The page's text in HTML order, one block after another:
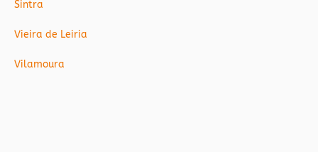
Sintra
Vieira de Leiria
Vilamoura